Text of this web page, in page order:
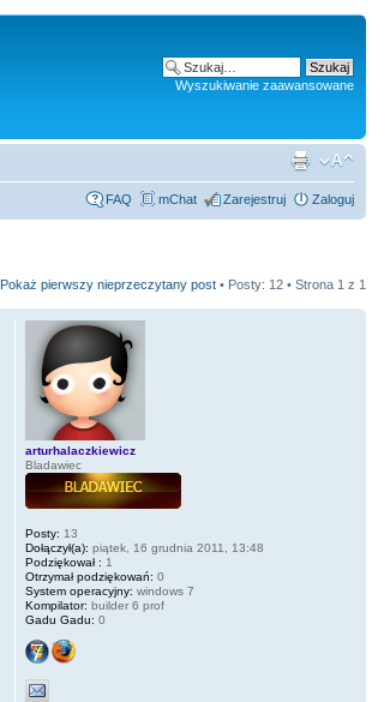
Wyszukiwanie zaawansowane
FAQ mChat Zarejestruj Zaloguj
Pokaż pierwszy nieprzeczytany post • Posty: 12 • Strona 1 z 1
arturhalaczkiewicz
Bladawiec
Posty: 13
Dołączył(a): piątek, 16 grudnia 2011, 13:48
Podziękował : 1
Otrzymał podziękowań: 0
System operacyjny: windows 7
Kompilator: builder 6 prof
Gadu Gadu: 0